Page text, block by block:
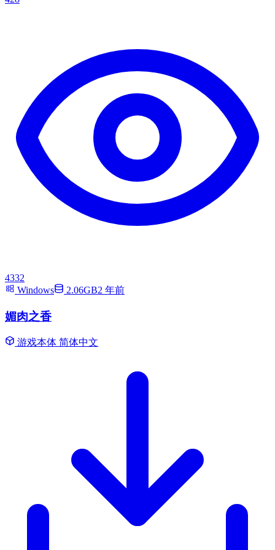
4332
Windows
2.06GB2 年前
媚肉之香
游戏本体 简体中文